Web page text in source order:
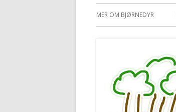
Primærmeny
MER OM BJØRNEDYR